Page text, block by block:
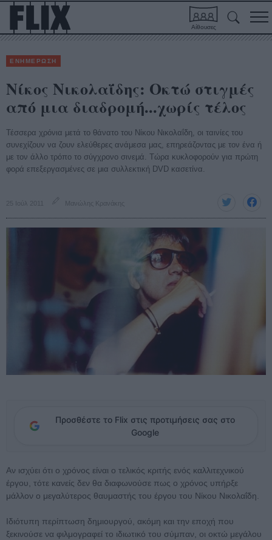
Αίθουσες
ΕΝΗΜΕΡΩΣΗ
Νίκος Νικολαΐδης: Οκτώ στιγμές
από μια διαδρομή...χωρίς τέλος
Τέσσερα χρόνια μετά το θάνατο του Νίκου Νικολαΐδη, οι ταινίες του
συνεχίζουν να ζουν ελεύθερες ανάμεσα μας, επηρεάζοντας με τον ένα ή
με τον άλλο τρόπο το σύγχρονο σινεμά. Τώρα κυκλοφορούν για πρώτη
φορά επεξεργασμένες σε μια συλλεκτική DVD κασετίνα.
25 Ιούλ 2011 Μανώλης Κρανάκης
Προσθέστε το Flix στις προτιμήσεις σας στο
Google
Αν ισχύει ότι ο χρόνος είναι ο τελικός κριτής ενός καλλιτεχνικού
έργου, τότε κανείς δεν θα διαφωνούσε πως ο χρόνος υπήρξε
μάλλον ο μεγαλύτερος θαυμαστής του έργου του Νίκου Νικολαΐδη.
Ιδιότυπη περίπτωση δημιουργού, ακόμη και την εποχή που
ξεκινούσε να φιλμογραφεί το ιδιωτικό του σύμπαν, οι οκτώ μεγάλου